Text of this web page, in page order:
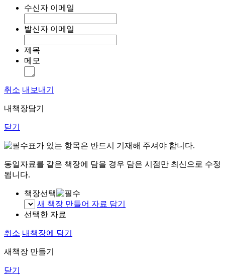
수신자 이메일
발신자 이메일
제목
메모
취소 내보내기
내책장담기
닫기
표가 있는 항목은 반드시 기재해 주셔야 합니다.
동일자료를 같은 책장에 담을 경우 담은 시점만 최신으로 수정
됩니다.
책장선택
새 책장 만들어 자료 담기
선택한 자료
취소 내책장에 담기
새책장 만들기
닫기